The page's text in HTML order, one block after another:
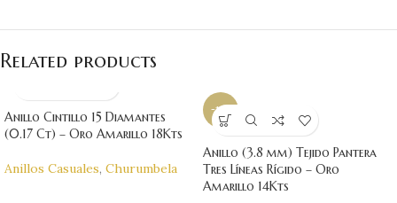
Related products
Anillo Cintillo 15 Diamantes
(0.17 Ct) – Oro Amarillo 18Kts
Anillos Casuales, Churumbela
-11%
Anillo (3.8 mm) Tejido Pantera
Tres Líneas Rígido – Oro
Amarillo 14Kts